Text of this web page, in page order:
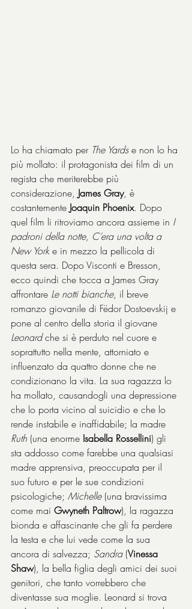
Lo ha chiamato per The Yards e non lo ha
più mollato: il protagonista dei film di un
regista che meriterebbe più
considerazione, James Gray, è
costantemente Joaquin Phoenix. Dopo
quel film li ritroviamo ancora assieme in I
padroni della notte, C’era una volta a
New York e in mezzo la pellicola di
questa sera. Dopo Visconti e Bresson,
ecco quindi che tocca a James Gray
affrontare Le notti bianche, il breve
romanzo giovanile di Fëdor Dostoevskij e
pone al centro della storia il giovane
Leonard che si è perduto nel cuore e
soprattutto nella mente, attorniato e
influenzato da quattro donne che ne
condizionano la vita. La sua ragazza lo
ha mollato, causandogli una depressione
che lo porta vicino al suicidio e che lo
rende instabile e inaffidabile; la madre
Ruth (una enorme Isabella Rossellini) gli
sta addosso come farebbe una qualsiasi
madre apprensiva, preoccupata per il
suo futuro e per le sue condizioni
psicologiche; Michelle (una bravissima
come mai Gwyneth Paltrow), la ragazza
bionda e affascinante che gli fa perdere
la testa e che lui vede come la sua
ancora di salvezza; Sandra (Vinessa
Shaw), la bella figlia degli amici dei suoi
genitori, che tanto vorrebbero che
diventasse sua moglie. Leonard si trova